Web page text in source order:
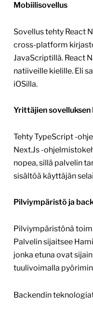
Mobiilisovellus
Sovellus tehty React
cross-platform
JavaScriptillä. React
natiiveille kielille. Eli
iOSilla.
Yrittäjien sovelluksen
Tehty TypeScript -
Next.Js -
nopea, sillä palvelin
sisältöä käyttäjän
Pilviympäristö ja
Pilviympäristönä
Palvelin sijaitsee
jonka etuna ovat
tuulivoimalla
Backendin